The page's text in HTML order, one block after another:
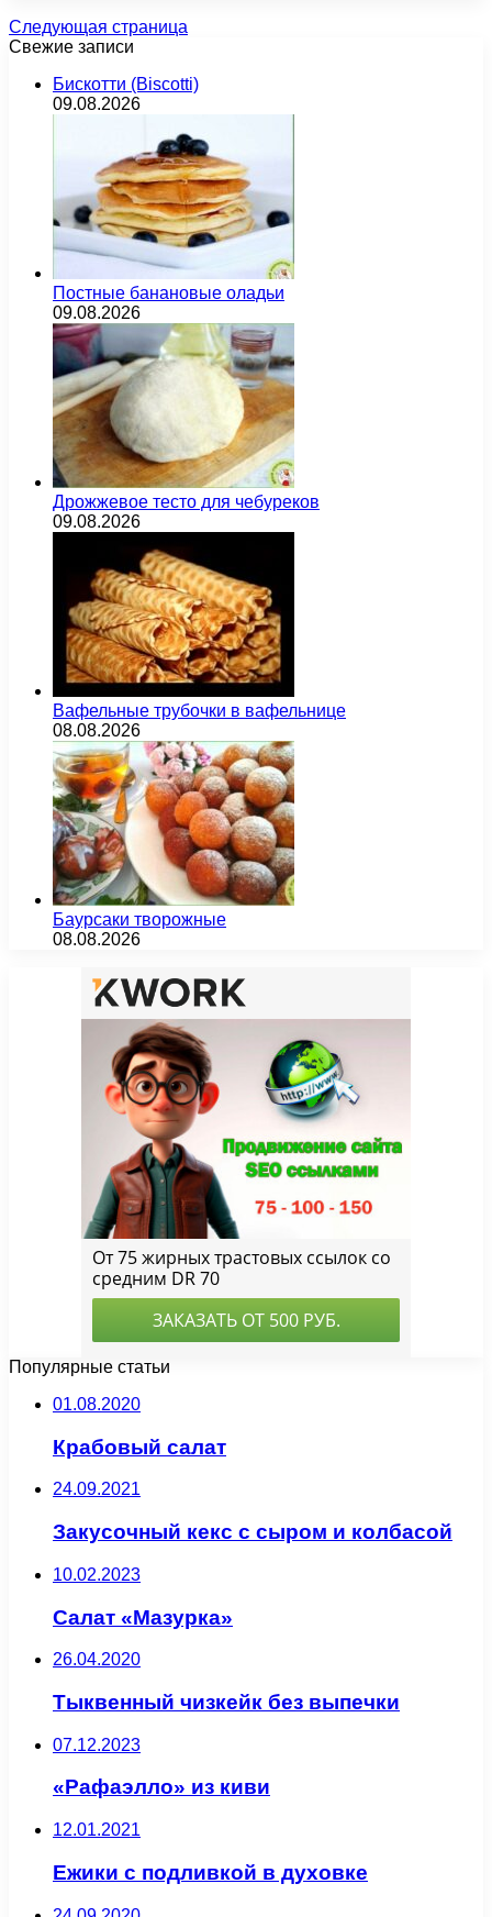
Следующая страница
Свежие записи
Бискотти (Biscotti)
09.08.2026
Постные банановые оладьи
09.08.2026
Дрожжевое тесто для чебуреков
09.08.2026
Вафельные трубочки в вафельнице
08.08.2026
Баурсаки творожные
08.08.2026
Популярные статьи
01.08.2020
Крабовый салат
24.09.2021
Закусочный кекс с сыром и колбасой
10.02.2023
Салат «Мазурка»
26.04.2020
Тыквенный чизкейк без выпечки
07.12.2023
«Рафаэлло» из киви
12.01.2021
Ежики с подливкой в духовке